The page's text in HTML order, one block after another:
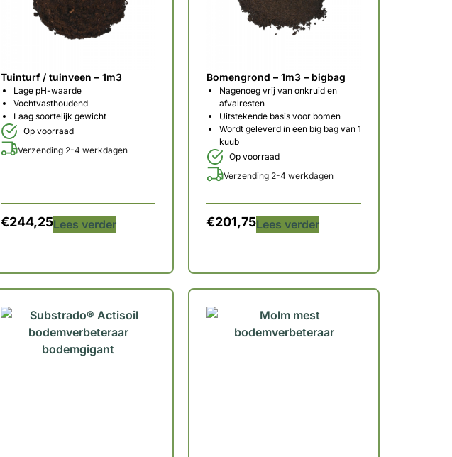
Tuinturf / tuinveen – 1m3
Lage pH-waarde
Vochtvasthoudend
Laag soortelijk gewicht
Op voorraad
Verzending 2-4 werkdagen
€244,25Lees verder
Bomengrond – 1m3 – bigbag
Nagenoeg vrij van onkruid en
afvalresten
Uitstekende basis voor bomen
Wordt geleverd in een big bag van 1
kuub
Op voorraad
Verzending 2-4 werkdagen
€201,75Lees verder